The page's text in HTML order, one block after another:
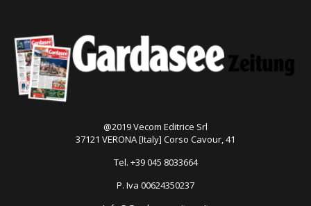
@2019 Vecom Editrice Srl
37121 VERONA [Italy] Corso Cavour, 41
Tel. +39 045 8033664
P. Iva 00624350237